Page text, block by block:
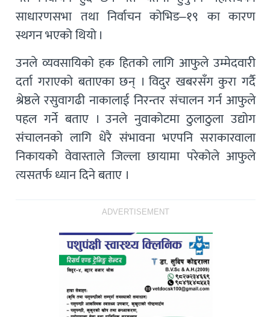
साधारणसभा तथा निर्वाचन कोभिड–१९ का कारण
स्थगन भएको थियो ।
उनले व्यवसायिको हक हितको लागि आफुले उम्मेदवारी
दर्ता गराएको बताएका छन् । विदुर खबरसँग कुरा गर्दै
श्रेष्ठले रसुवागढी नाकालाई निरन्तर संचालन गर्न आफुले
पहल गर्ने बताए । उनले नुवाकोटमा ठुलाठुला उद्योग
संचालनको लागि धेरै संभावना भएपनि सराकारवाला
निकायकोे वेवास्ताले जिल्ला छायामा परेकोले आफुले
त्यसतर्फ ध्यान दिने बताए ।
ADVERTISEMENT